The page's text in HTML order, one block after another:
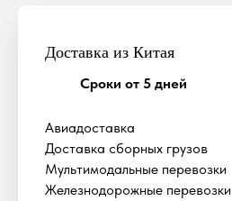
Доставка из Китая
Сроки от 5 дней
Авиадоставка
Доставка сборных грузов
Мультимодальные перевозки
Железнодорожные перевозки